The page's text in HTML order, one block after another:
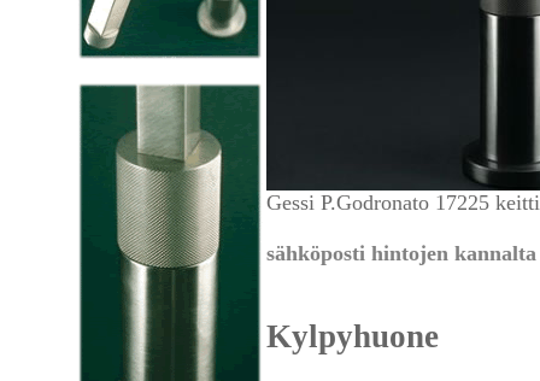
Gessi P.Godronato 17225
sähköposti hintojen
Kylpyhuone